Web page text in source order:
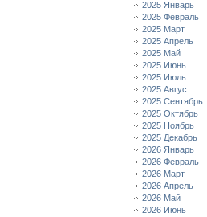
2025 Январь
2025 Февраль
2025 Март
2025 Апрель
2025 Май
2025 Июнь
2025 Июль
2025 Август
2025 Сентябрь
2025 Октябрь
2025 Ноябрь
2025 Декабрь
2026 Январь
2026 Февраль
2026 Март
2026 Апрель
2026 Май
2026 Июнь